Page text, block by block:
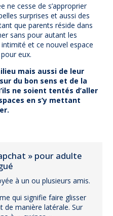
ne cesse de s’approprier
surprises et aussi des
que parents réside dans
sans pour autant les
et ce nouvel espace
eux.
mais aussi de leur
du bon sens et de la
ne soient tentés d’aller
en s’y mettant
» pour adulte
à un ou plusieurs amis.
qui signifie faire glisser
de manière latérale. Sur